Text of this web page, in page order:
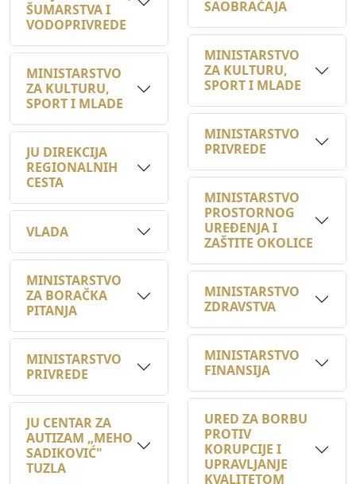
ZA KULTURU,
SPORT I MLADE
REGIONALNIH
CESTA
ZA BORAČKA
PITANJA
PRIVREDE
AUTIZAM „MEHO
SADIKOVIĆ"
TUZLA
ZA KULTURU,
SPORT I MLADE
PRIVREDE
PROSTORNOG
UREĐENJA I
ZAŠTITE OKOLICE
ZDRAVSTVA
FINANSIJA
PROTIV
KORUPCIJE I
UPRAVLJANJE
KVALITETOM